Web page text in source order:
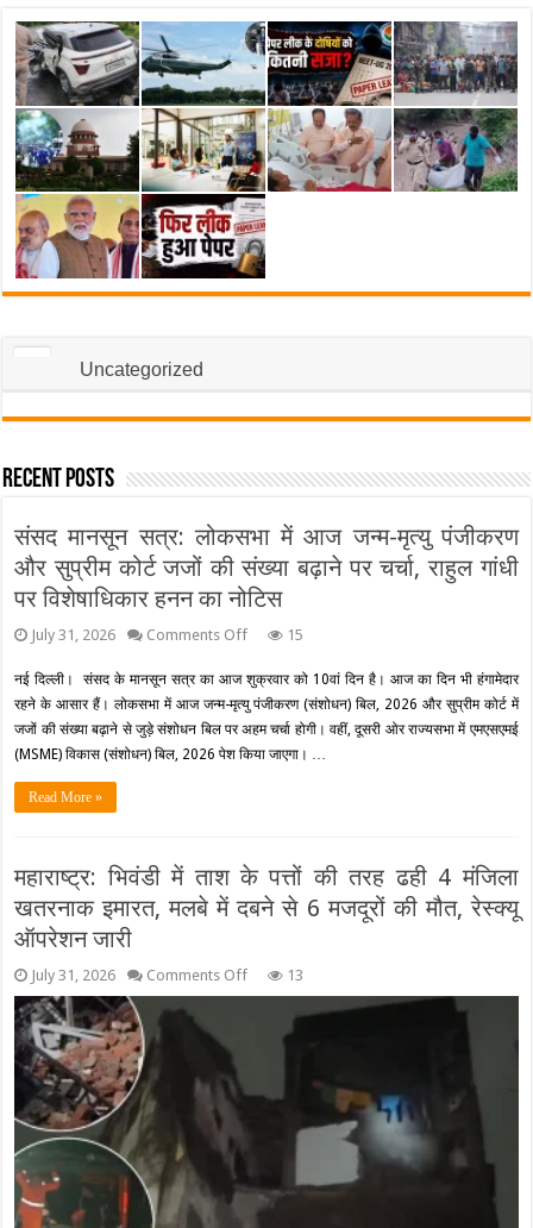
Uncategorized
Recent Posts
संसद मानसून सत्र: लोकसभा में आज जन्म-मृत्यु पंजीकरण
और सुप्रीम कोर्ट जजों की संख्या बढ़ाने पर चर्चा, राहुल गांधी
पर विशेषाधिकार हनन का नोटिस
July 31, 2026 Comments Offon
मानसून
सत्र:
लोकसभा
में
आज
जजों
की
संख्या
चर्चा,
राहुल
15
नई दिल्ली। संसद के मानसून सत्र का आज शुक्रवार को 10वां दिन है। आज का दिन भी हंगामेदार
रहने के आसार हैं। लोकसभा में आज जन्म-मृत्यु पंजीकरण (संशोधन) बिल, 2026 और सुप्रीम कोर्ट में
जजों की संख्या बढ़ाने से जुड़े संशोधन बिल पर अहम चर्चा होगी। वहीं, दूसरी ओर राज्यसभा में एमएसएमई
(MSME) विकास (संशोधन) बिल, 2026 पेश किया जाएगा। …
Read More »
महाराष्ट्र: भिवंडी में ताश के पत्तों की तरह ढही 4 मंजिला
खतरनाक इमारत, मलबे में दबने से 6 मजदूरों की मौत, रेस्क्यू
ऑपरेशन जारी
July 31, 2026 Comments Offon
महाराष्ट्र:
खतरनाक
13